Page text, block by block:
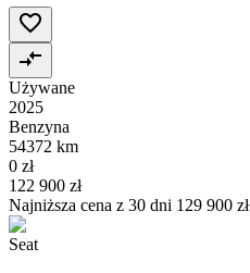
Używane
2025
Benzyna
54372 km
0 zł
122 900 zł
Najniższa cena z 30 dni 129 900 zł
Seat